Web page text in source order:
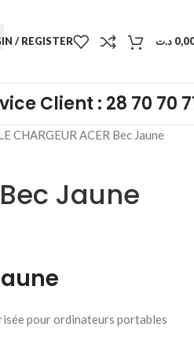
/ REGISTER د.ت
Client : 28 70 70
CHARGEUR ACER Bec Jaune
Bec Jaune
pour ordinateurs portables